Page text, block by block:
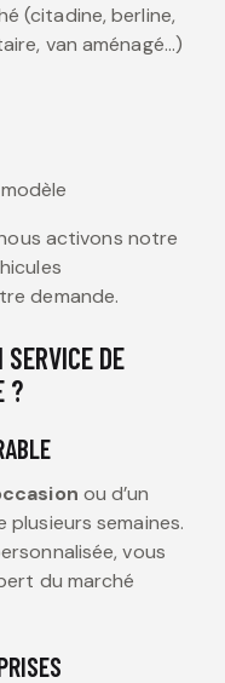
(citadine, berline,
van aménagé…)
activons notre
demande.
SERVICE DE
?
ou d’un
semaines.
vous
du marché